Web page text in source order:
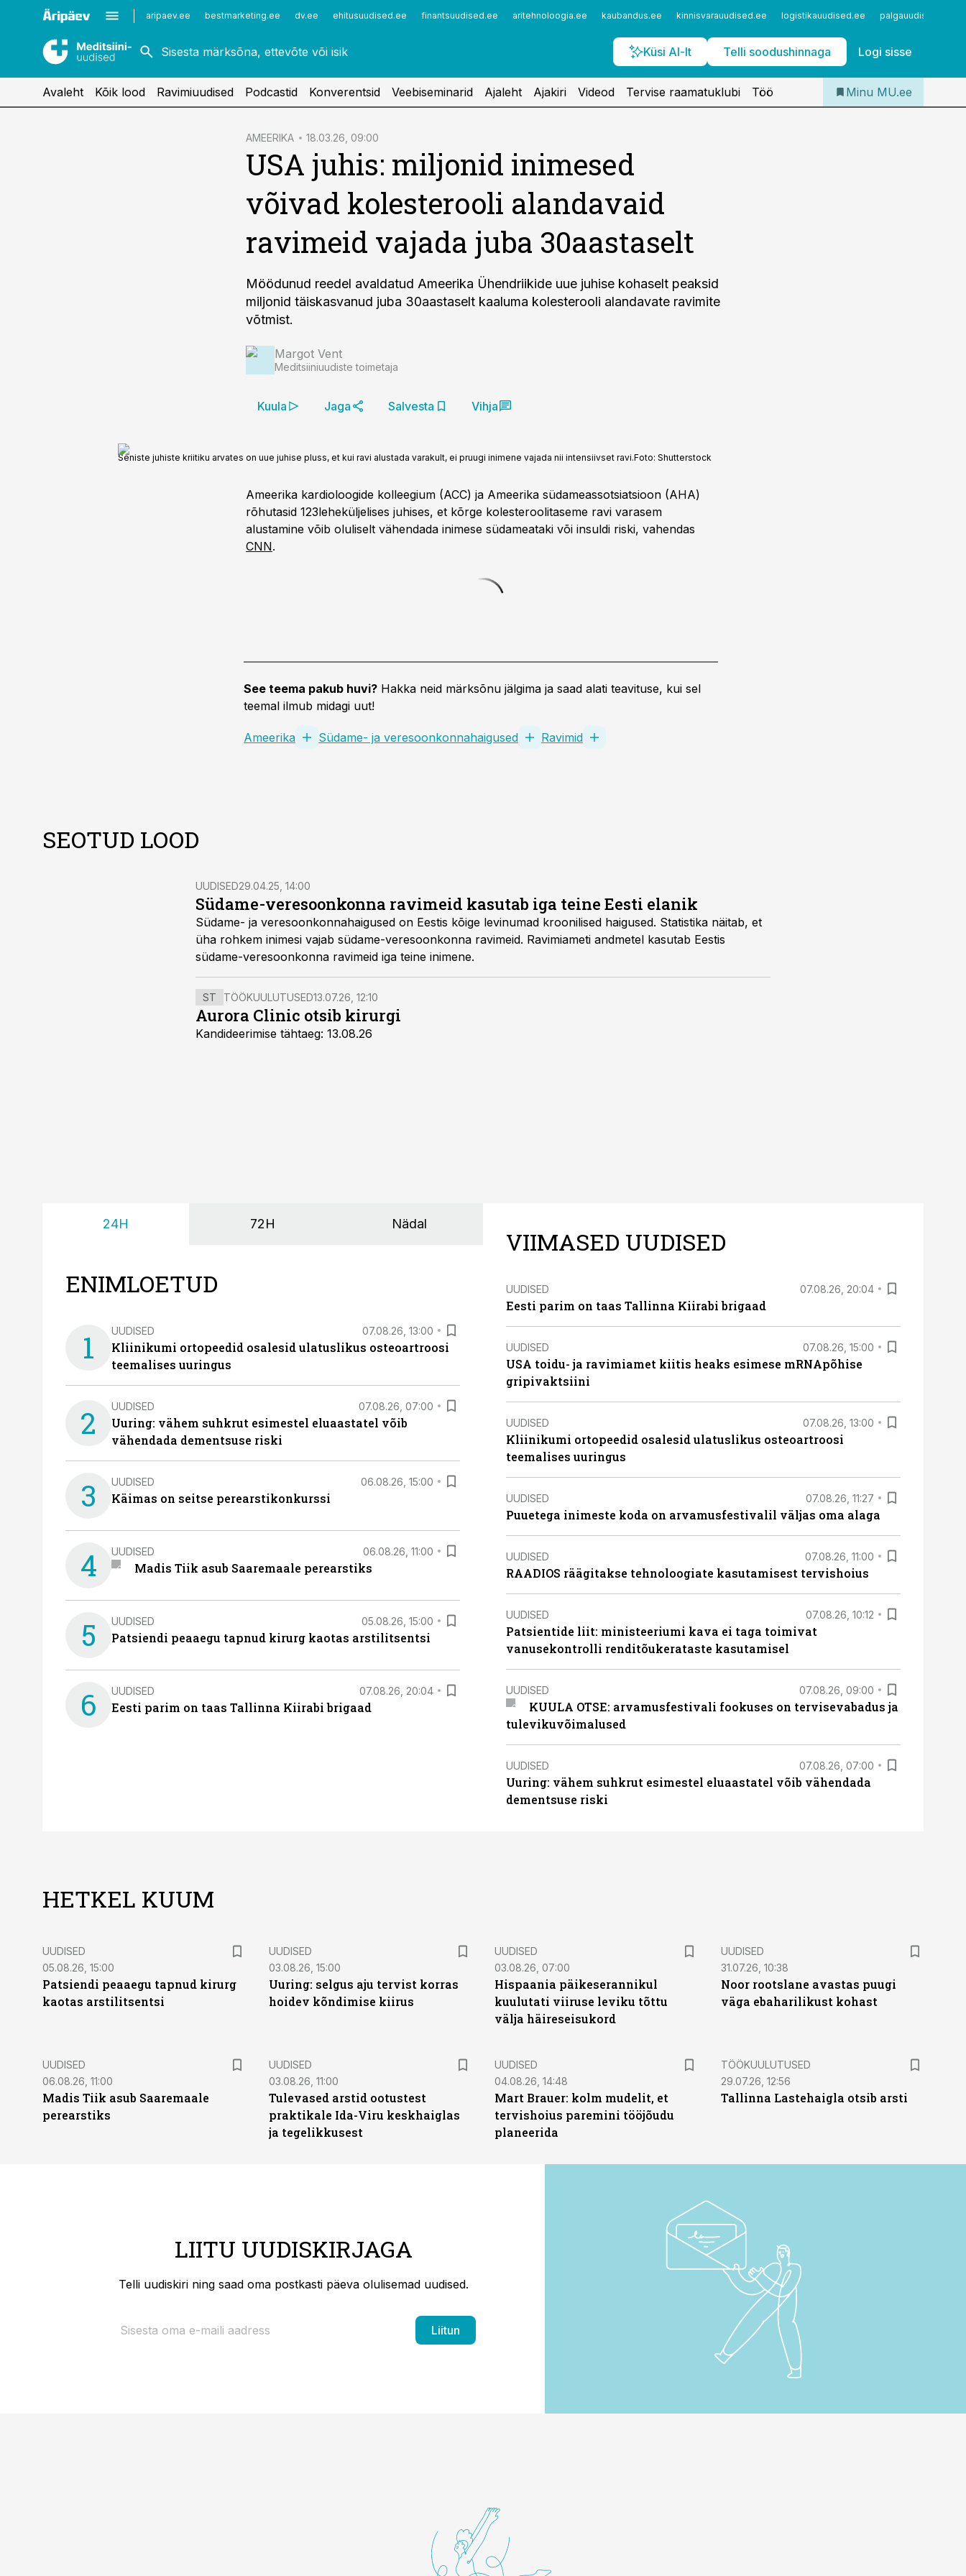
aripaev.ee bestmarketing.ee dv.ee ehitusuudised.ee finantsuudised.ee aritehnoloogia.ee kaubandus.ee kinnisvarauudised.ee logistikauudised.ee palgauudised.ee
Küsi AI-lt Telli soodushinnaga Logi sisse
Kirurgia
Naistehaigused
Vaktsineerimine
Iseteenindus
Telli Meditsiiniuudised
Avaleht Kõik lood Ravimiuudised Podcastid Konverentsid Veebiseminarid Ajaleht Ajakiri Videod Tervise raamatuklubi Töö Minu MU.ee
AMEERIKA 18.03.26, 09:00
USA juhis: miljonid inimesed
võivad kolesterooli alandavaid
ravimeid vajada juba 30aastaselt
Möödunud reedel avaldatud Ameerika Ühendriikide uue juhise kohaselt peaksid
miljonid täiskasvanud juba 30aastaselt kaaluma kolesterooli alandavate ravimite
võtmist.
Margot Vent
Meditsiiniuudiste toimetaja
Kuula Jaga Salvesta Vihja
Seniste juhiste kriitiku arvates on uue juhise pluss, et kui ravi alustada varakult, ei pruugi inimene vajada nii intensiivset ravi.Foto: Shutterstock
Ameerika kardioloogide kolleegium (ACC) ja Ameerika südameassotsiatsioon (AHA)
rõhutasid 123leheküljelises juhises, et kõrge kolesteroolitaseme ravi varasem
alustamine võib oluliselt vähendada inimese südameataki või insuldi riski, vahendas
CNN.
See teema pakub huvi? Hakka neid märksõnu jälgima ja saad alati teavituse, kui sel
teemal ilmub midagi uut!
Ameerika Südame- ja veresoonkonnahaigused Ravimid
SEOTUD LOOD
UUDISED29.04.25, 14:00
Südame-veresoonkonna ravimeid kasutab iga teine Eesti elanik
Südame- ja veresoonkonnahaigused on Eestis kõige levinumad kroonilised haigused. Statistika näitab, et
üha rohkem inimesi vajab südame-veresoonkonna ravimeid. Ravimiameti andmetel kasutab Eestis
südame-veresoonkonna ravimeid iga teine inimene.
ST TÖÖKUULUTUSED13.07.26, 12:10
Aurora Clinic otsib kirurgi
Kandideerimise tähtaeg: 13.08.26
24H 72H Nädal
ENIMLOETUD
1 UUDISED 07.08.26, 13:00
Kliinikumi ortopeedid osalesid ulatuslikus osteoartroosi
teemalises uuringus
2 UUDISED 07.08.26, 07:00
Uuring: vähem suhkrut esimestel eluaastatel võib
vähendada dementsuse riski
3 UUDISED 06.08.26, 15:00
Käimas on seitse perearstikonkurssi
4 UUDISED 06.08.26, 11:00
Madis Tiik asub Saaremaale perearstiks
5 UUDISED 05.08.26, 15:00
Patsiendi peaaegu tapnud kirurg kaotas arstilitsentsi
6 UUDISED 07.08.26, 20:04
Eesti parim on taas Tallinna Kiirabi brigaad
VIIMASED UUDISED
UUDISED 07.08.26, 20:04
Eesti parim on taas Tallinna Kiirabi brigaad
UUDISED 07.08.26, 15:00
USA toidu- ja ravimiamet kiitis heaks esimese mRNApõhise
gripivaktsiini
UUDISED 07.08.26, 13:00
Kliinikumi ortopeedid osalesid ulatuslikus osteoartroosi
teemalises uuringus
UUDISED 07.08.26, 11:27
Puuetega inimeste koda on arvamusfestivalil väljas oma alaga
UUDISED 07.08.26, 11:00
RAADIOS räägitakse tehnoloogiate kasutamisest tervishoius
UUDISED 07.08.26, 10:12
Patsientide liit: ministeeriumi kava ei taga toimivat
vanusekontrolli renditõukerataste kasutamisel
UUDISED 07.08.26, 09:00
KUULA OTSE: arvamusfestivali fookuses on tervisevabadus ja
tulevikuvõimalused
UUDISED 07.08.26, 07:00
Uuring: vähem suhkrut esimestel eluaastatel võib vähendada
dementsuse riski
HETKEL KUUM
UUDISED
05.08.26, 15:00
Patsiendi peaaegu tapnud kirurg
kaotas arstilitsentsi
UUDISED
03.08.26, 15:00
Uuring: selgus aju tervist korras
hoidev kõndimise kiirus
UUDISED
03.08.26, 07:00
Hispaania päikeserannikul
kuulutati viiruse leviku tõttu
välja häireseisukord
UUDISED
31.07.26, 10:38
Noor rootslane avastas puugi
väga ebaharilikust kohast
UUDISED
06.08.26, 11:00
Madis Tiik asub Saaremaale
perearstiks
UUDISED
03.08.26, 11:00
Tulevased arstid ootustest
praktikale Ida-Viru keskhaiglas
ja tegelikkusest
UUDISED
04.08.26, 14:48
Mart Brauer: kolm mudelit, et
tervishoius paremini tööjõudu
planeerida
ST
TÖÖKUULUTUSED
29.07.26, 12:56
Tallinna Lastehaigla otsib arsti
LIITU UUDISKIRJAGA
Telli uudiskiri ning saad oma postkasti päeva olulisemad uudised.
Liitun